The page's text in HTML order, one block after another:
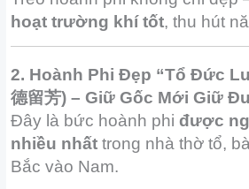
hoạt trường khí tốt, thu hút
2. Hoành Phi Đẹp “Tổ Đức
德留芳) – Giữ Gốc Mới Giữ
Đây là bức hoành phiđược
nhiều nhất trong nhà thờ tổ,
Bắc vào Nam.